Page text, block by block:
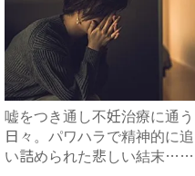
嘘をつき通し不妊治療に通う
日々。パワハラで精神的に追
い詰められた悲しい結末…